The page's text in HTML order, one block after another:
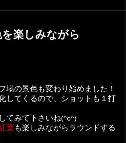
楽しみながら
場の景色も変わり始めました！
してくるので、ショットも１打
てみて下さいね(^o^)
葉も楽しみながらラウンドする